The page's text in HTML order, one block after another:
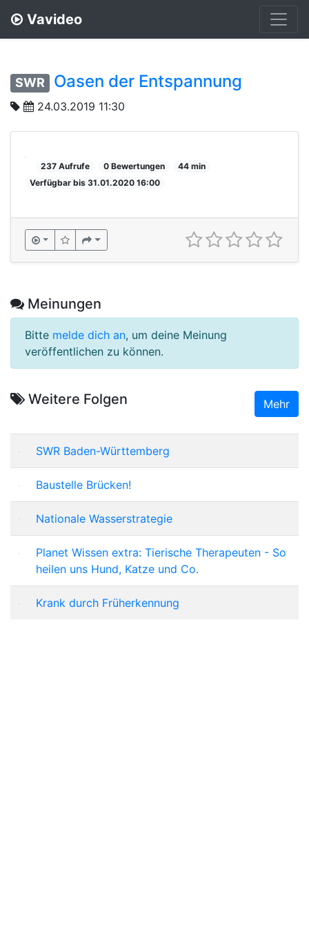
Vavideo
SWR Oasen der Entspannung
24.03.2019 11:30
237 Aufrufe 0 Bewertungen
44 min
Verfügbar bis 31.01.2020 16:00
Meinungen
Bitte melde dich an, um deine Meinung
veröffentlichen zu können.
Weitere Folgen Mehr
SWR Baden-Württemberg
Baustelle Brücken!
Nationale Wasserstrategie
Planet Wissen extra: Tierische Therapeuten - So
heilen uns Hund, Katze und Co.
Krank durch Früherkennung